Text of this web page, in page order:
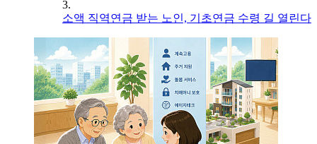
3.
소액 직역연금 받는 노인, 기초연금 수령 길 열린다